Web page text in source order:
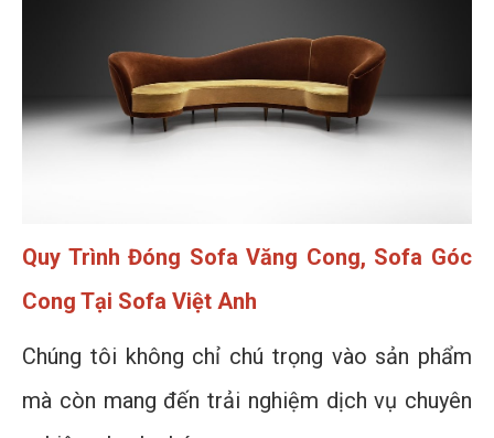
Quy Trình Đóng Sofa Văng Cong, Sofa Góc
Cong Tại Sofa Việt Anh
Chúng tôi không chỉ chú trọng vào sản phẩm
mà còn mang đến trải nghiệm dịch vụ chuyên